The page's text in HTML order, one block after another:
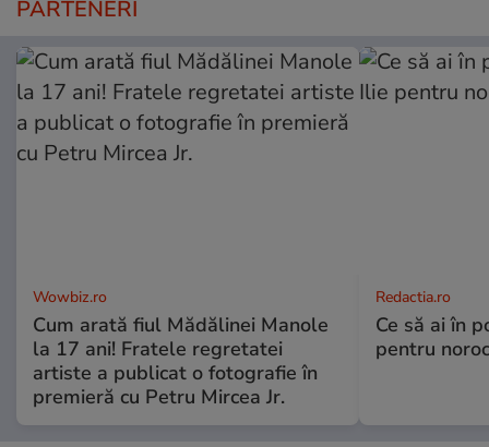
PARTENERI
Wowbiz.ro
Cum arată fiul Mădălinei Manole
la 17 ani! Fratele regretatei
artiste a publicat o fotografie în
premieră cu Petru Mircea Jr.
Redactia.ro
Ce să ai în
pentru